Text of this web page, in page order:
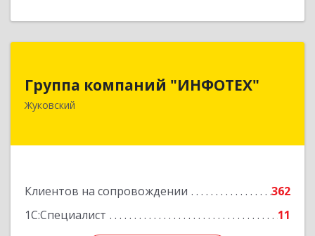
Группа компаний "ИНФОТЕХ"
Жуковский
Клиентов на сопровождении
362
1С:Специалист
11
140180, Московская обл, Жуковский г, Чкалова
Подробнее